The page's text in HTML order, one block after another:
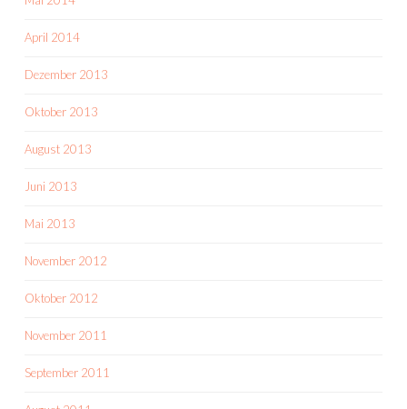
April 2014
Dezember 2013
Oktober 2013
August 2013
Juni 2013
Mai 2013
November 2012
Oktober 2012
November 2011
September 2011